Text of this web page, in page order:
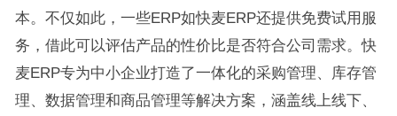
本。不仅如此，一些ERP如快麦ERP还提供免费试用服
务，借此可以评估产品的性价比是否符合公司需求。快
麦ERP专为中小企业打造了一体化的采购管理、库存管
理、数据管理和商品管理等解决方案，涵盖线上线下、